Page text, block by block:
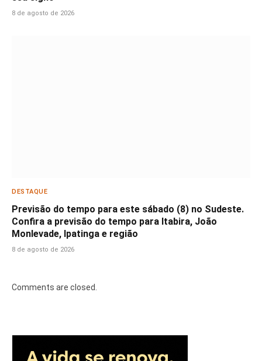
8 de agosto de 2026
DESTAQUE
Previsão do tempo para este sábado (8) no Sudeste.
Confira a previsão do tempo para Itabira, João
Monlevade, Ipatinga e região
8 de agosto de 2026
Comments are closed.